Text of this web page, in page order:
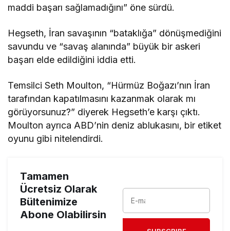
maddi başarı sağlamadığını” öne sürdü.
Hegseth, İran savaşının “bataklığa” dönüşmediğini
savundu ve “savaş alanında” büyük bir askeri
başarı elde edildiğini iddia etti.
Temsilci Seth Moulton, “Hürmüz Boğazı’nın İran
tarafından kapatılmasını kazanmak olarak mı
görüyorsunuz?” diyerek Hegseth’e karşı çıktı.
Moulton ayrıca ABD’nin deniz ablukasını, bir etiket
oyunu gibi nitelendirdi.
Tamamen
Ücretsiz Olarak
Bültenimize
Abone Olabilirsin